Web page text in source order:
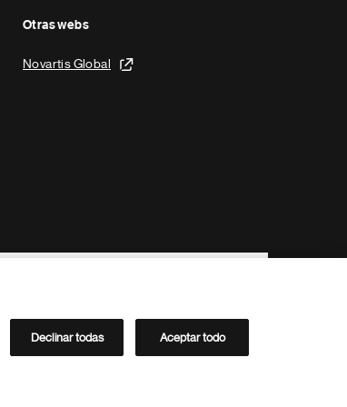
Otras webs
Novartis Global
Directorio de Novartis
Declinar todas Aceptar todo